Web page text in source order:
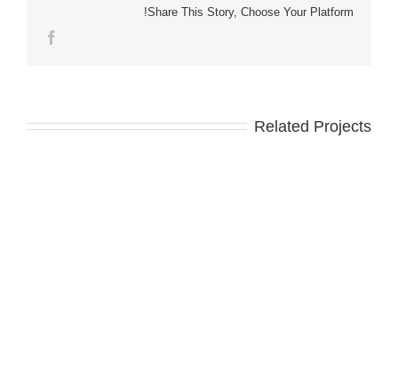
Share This Story, Choose Your Platform!
Related Projects